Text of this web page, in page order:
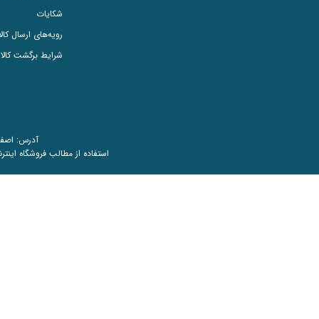
شکایات
رویه‌های ارسال
شرایط برگشت کالا
آدرس: اصفهان،
استفاده از مطالب فروشگاه